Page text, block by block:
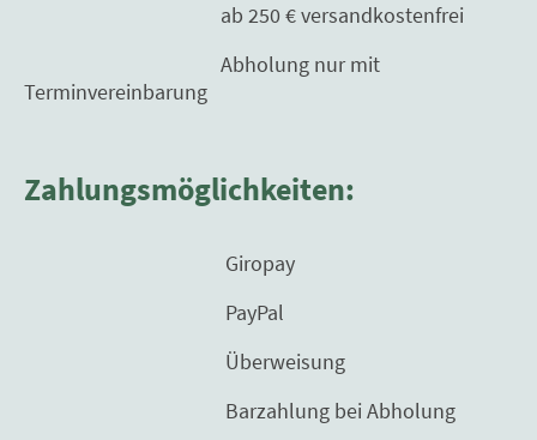
ab 250 € versandkostenfrei
Abholung nur mit
Terminvereinbarung
Zahlungsmöglichkeiten:
Giropay
PayPal
Überweisung
Barzahlung bei Abholung